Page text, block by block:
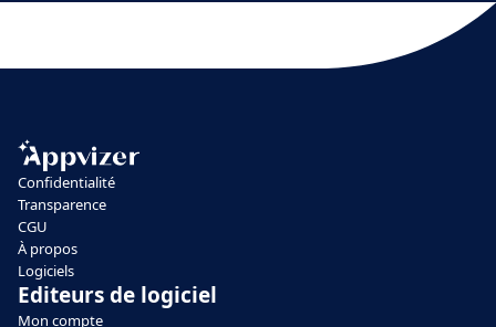
Confidentialité
Transparence
CGU
À propos
Logiciels
Editeurs de logiciel
Mon compte